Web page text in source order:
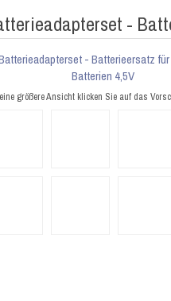
-
größere Ansicht klicken Sie auf das